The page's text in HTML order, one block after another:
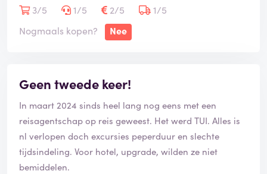
omboek, mijn stoel naar Aruba gewoon weer verkocht
kan worden voor dezelfde prijs al dan niet hoger. En
het is niet dat ik deze vlucht een paar weken van te
dus alleen maar hoger worden.
Buiten het feit dat TUI weinig opties heeft, vind ik de
service heel slecht. Via de mail is TUI bijna of niet te
bereiken en aan de telefoon word je onvriendelijk te
woord gestaan.
3/5
1/5 2/5
1/5
Nogmaals kopen?
Nee
Geen tweede keer!
In maart 2024 sinds heel lang nog eens met een
reisagentschap op reis geweest. Het werd TUI. Alles is
nl verlopen doch excursies peperduur en slechte
tijdsindeling. Voor hotel, upgrade, wilden ze niet
bemiddelen.